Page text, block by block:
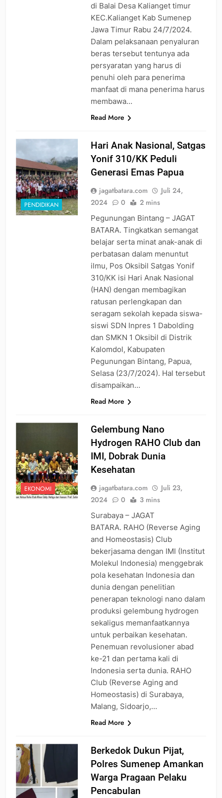
di Balai Desa Kalianget timur
KEC.Kalianget Kab Sumenep
Jawa Timur Rabu 24/7/2024.
Dalam pelaksanaan penyaluran
beras tersebut tentunya ada
persyaratan yang harus di
penuhi oleh para penerima
manfaat di mana penerima harus
membawa…
Read More
PENDIDIKAN
Hari Anak Nasional, Satgas
Yonif 310/KK Peduli
Generasi Emas Papua
jagatbatara.com
Juli 24,
2024
0 2 mins
Pegunungan Bintang – JAGAT
BATARA. Tingkatkan semangat
belajar serta minat anak-anak di
perbatasan dalam menuntut
ilmu, Pos Oksibil Satgas Yonif
310/KK isi Hari Anak Nasional
(HAN) dengan membagikan
ratusan perlengkapan dan
seragam sekolah kepada siswa-
siswi SDN Inpres 1 Dabolding
dan SMKN 1 Oksibil di Distrik
Kalomdol, Kabupaten
Pegunungan Bintang, Papua,
Selasa (23/7/2024). Hal tersebut
disampaikan…
Read More
EKONOMI
Gelembung Nano
Hydrogen RAHO Club dan
IMI, Dobrak Dunia
Kesehatan
jagatbatara.com
Juli 23,
2024
0 3 mins
Surabaya – JAGAT
BATARA. RAHO (Reverse Aging
and Homeostasis) Club
bekerjasama dengan IMI (Institut
Molekul Indonesia) menggebrak
pola kesehatan Indonesia dan
dunia dengan penelitian
penerapan teknologi nano dalam
produksi gelembung hydrogen
sekaligus memanfaatkannya
untuk perbaikan kesehatan.
Penemuan revolusioner abad
ke-21 dan pertama kali di
Indonesia serta dunia. RAHO
Club (Reverse Aging and
Homeostasis) di Surabaya,
Malang, Sidoarjo,…
Read More
Berkedok Dukun Pijat,
Polres Sumenep Amankan
Warga Pragaan Pelaku
Pencabulan